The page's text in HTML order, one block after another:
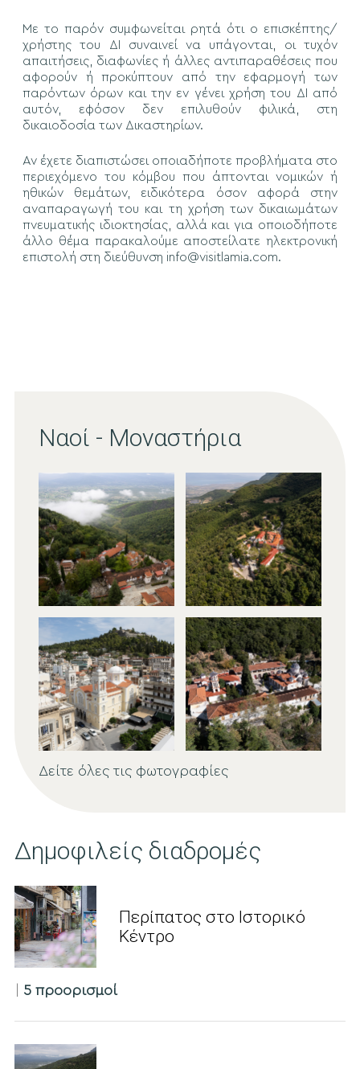
Με το παρόν συμφωνείται ρητά ότι ο επισκέπτης/
χρήστης του ΔΙ συναινεί να υπάγονται, οι τυχόν
απαιτήσεις, διαφωνίες ή άλλες αντιπαραθέσεις που
αφορούν ή προκύπτουν από την εφαρμογή των
παρόντων όρων και την εν γένει χρήση του ΔΙ από
αυτόν, εφόσον δεν επιλυθούν φιλικά, στη
δικαιοδοσία των Δικαστηρίων.
Αν έχετε διαπιστώσει οποιαδήποτε προβλήματα στο
περιεχόμενο του κόμβου που άπτονται νομικών ή
ηθικών θεμάτων, ειδικότερα όσον αφορά στην
αναπαραγωγή του και τη χρήση των δικαιωμάτων
πνευματικής ιδιοκτησίας, αλλά και για οποιοδήποτε
άλλο θέμα παρακαλούμε αποστείλατε ηλεκτρονική
επιστολή στη διεύθυνση info@visitlamia.com.
Ναοί - Μοναστήρια
Δείτε όλες τις φωτογραφίες
Δημοφιλείς διαδρομές
Περίπατος στο Ιστορικό
Κέντρο
5 προορισμοί